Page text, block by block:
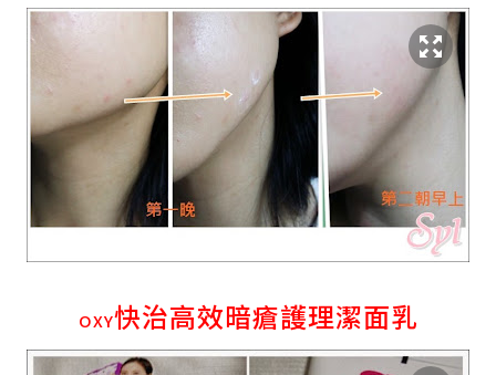
OXY快治高效暗瘡護理潔面乳